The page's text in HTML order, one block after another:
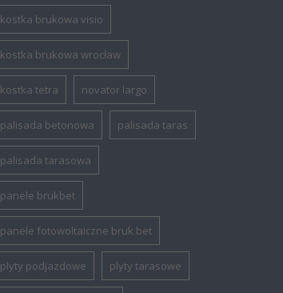
kostka brukowa visio
kostka brukowa wrocław
kostka tetra novator largo
palisada betonowa palisada taras
palisada tarasowa
panele brukbet
panele fotowoltaiczne bruk bet
plyty podjazdowe plyty tarasowe